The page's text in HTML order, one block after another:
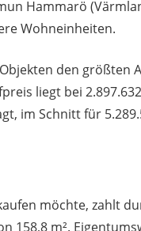
Hammarö
Wohneinheiten.
den größten
liegt bei
im Schnitt für
möchte, zahlt
158,8 m².